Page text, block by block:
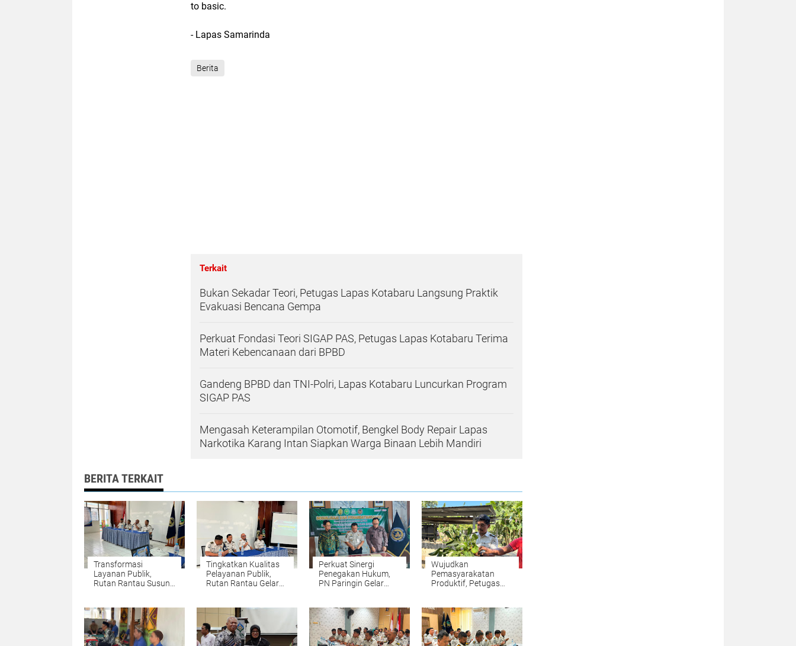
tо basic.
- Lapas Samarinda
Berita
Terkait
Bukan Sekadar Teori, Petugas Lapas Kotabaru Langsung Praktik
Evakuasi Bencana Gempa
Perkuat Fondasi Teori SIGAP PAS, Petugas Lapas Kotabaru Terima
Materi Kebencanaan dari BPBD
Gandeng BPBD dan TNI-Polri, Lapas Kotabaru Luncurkan Program
SIGAP PAS
Mengasah Keterampilan Otomotif, Bengkel Body Repair Lapas
Narkotika Karang Intan Siapkan Warga Binaan Lebih Mandiri
BERITA TERKAIT
Transformasi
Layanan Publik,
Rutan Rantau Susun
Tingkatkan Kualitas
Pelayanan Publik,
Rutan Rantau Gelar
Perkuat Sinergi
Penegakan Hukum,
PN Paringin Gelar
Wujudkan
Pemasyarakatan
Produktif, Petugas
Sawi di Lahan SAE